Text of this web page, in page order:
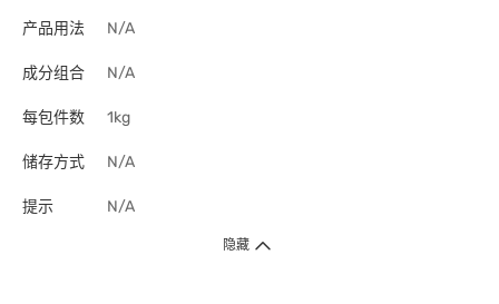
产品用法 N/A
成分组合 N/A
每包件数 1kg
储存方式 N/A
提示 N/A
隐藏